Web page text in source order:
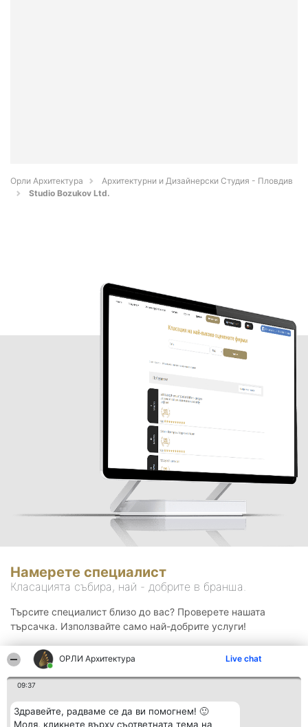
ОРЛИ Архитектура Live chat
09:37
Здравейте, радваме се да ви помогнем! 🙂
Моля, кликнете върху съответната тема на
Орли Архитектура
Архитектурни и Дизайнерски Студия - Пловдив
Studio Bozukov Ltd.
Намерете специалист
Класацията събира, най - добрите в бранша.
Търсите специалист близо до вас? Проверете нашата
търсачка. Използвайте само най-добрите услуги!